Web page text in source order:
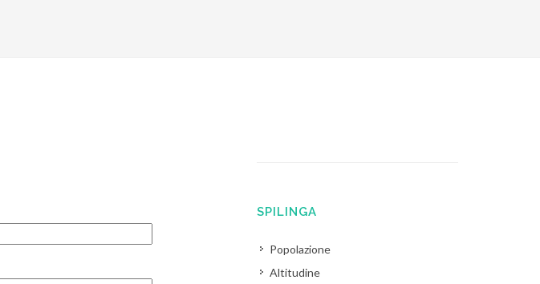
SPILINGA
Popolazione
Altitudine